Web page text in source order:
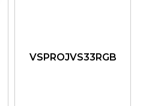
VSPROJVS33RGB